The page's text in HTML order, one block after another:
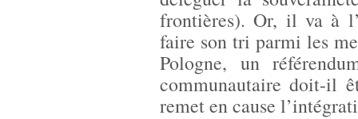
frontières). Or, il va à
faire son tri parmi les
Pologne, un
communautaire doit-il
remet en cause